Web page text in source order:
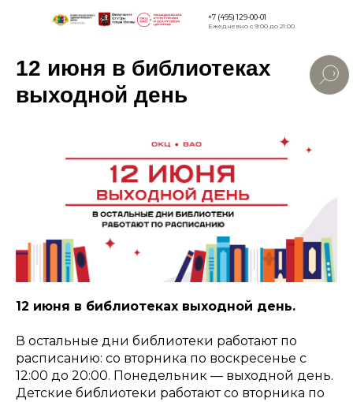
Версия для
+7 (495) 129-00-01
Ежедневно с 9:00 до 21:00
12 июня в библиотеках
выходной день
12 июня в библиотеках выходной день.
В остальные дни библиотеки работают по
расписанию: со вторника по воскресенье с
12:00 до 20:00. Понедельник — выходной день.
Детские библиотеки работают со вторника по